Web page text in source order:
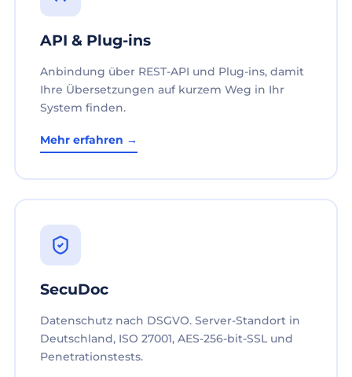
API & Plug-ins
Anbindung über REST-API und Plug-ins, damit
Ihre Übersetzungen auf kurzem Weg in Ihr
System finden.
Mehr erfahren →
SecuDoc
Datenschutz nach DSGVO. Server-Standort in
Deutschland, ISO 27001, AES-256-bit-SSL und
Penetrationstests.